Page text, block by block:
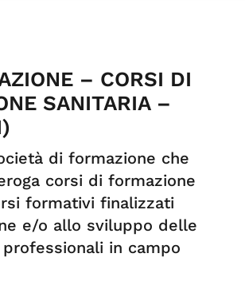
– CORSI DI
SANITARIA –
di formazione che
corsi di formazione
formativi finalizzati
e/o allo sviluppo delle
in campo